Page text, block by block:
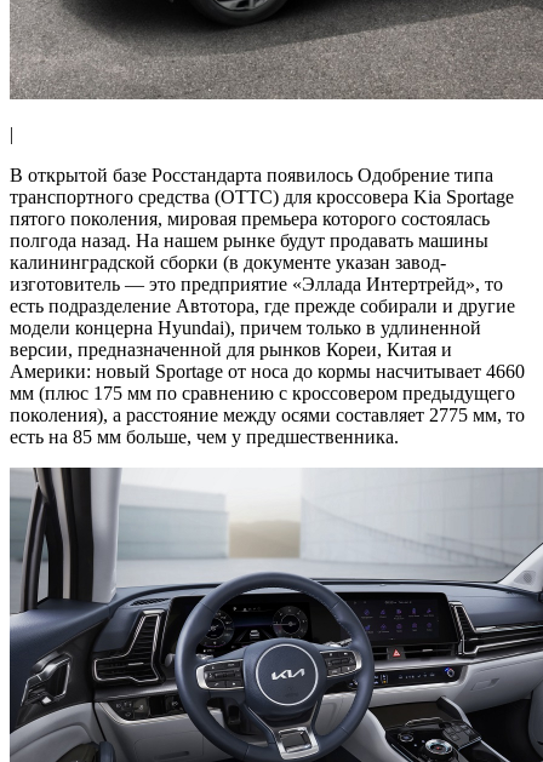
|
В открытой базе Росстандарта появилось Одобрение типа
транспортного средства (ОТТС) для кроссовера Kia Sportage
пятого поколения, мировая премьера которого состоялась
полгода назад. На нашем рынке будут продавать машины
калининградской сборки (в документе указан завод-
изготовитель — это предприятие «Эллада Интертрейд», то
есть подразделение Автотора, где прежде собирали и другие
модели концерна Hyundai), причем только в удлиненной
версии, предназначенной для рынков Кореи, Китая и
Америки: новый Sportage от носа до кормы насчитывает 4660
мм (плюс 175 мм по сравнению с кроссовером предыдущего
поколения), а расстояние между осями составляет 2775 мм, то
есть на 85 мм больше, чем у предшественника.